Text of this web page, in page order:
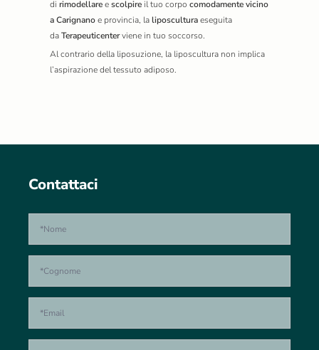
di rimodellareescolpire il tuo corpo comodamente vicino
a Carignanoe provincia, laliposculturaeseguita
daTerapeuticenterviene in tuo soccorso.
Al contrario della liposuzione, la liposcultura non implica
l’aspirazione del tessuto adiposo.
Contattaci